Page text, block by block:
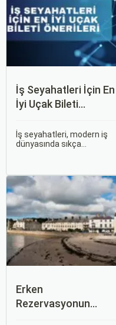
İş Seyahatleri İçin En
İyi Uçak Bileti
İş seyahatleri, modern iş
dünyasında sıkça
süreçlerdir. Özellikle uçak
bileti seçimi, seyahatinizin
başarısını doğrudan
etkileyen unsurlardan
biridir.
Erken
Rezervasyonun